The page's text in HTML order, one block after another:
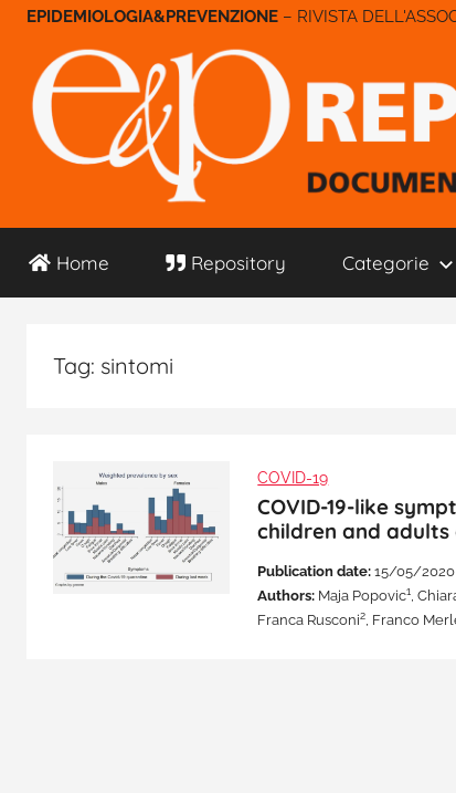
Salta
contenuto
– RIVISTA
E&P
Repository
Home Repository Categorie
Tag: sintomi
COVID-19
COVID-19-like
children and
Publication date: 15/05/2020
Authors: Maja Popovic1 ,
Franca Rusconi2 , Franco